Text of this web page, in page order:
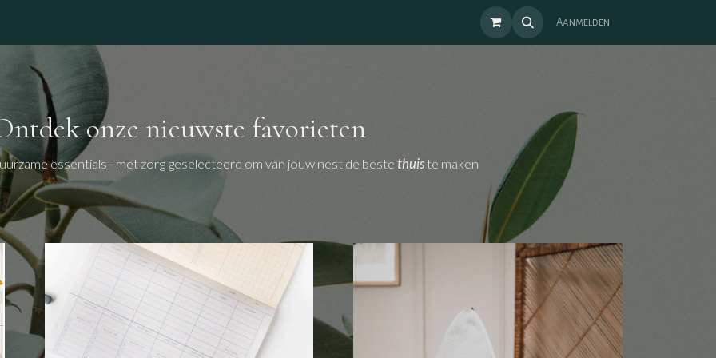
Aanmelden
onze nieuwste favorieten
essentials - met zorg geselecteerd om van jouw nest de beste thuis te maken